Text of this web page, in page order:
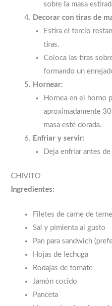
sobre la masa
Decorar con tiras de
Estira el tercio
tiras.
Coloca las tiras
formando un
Hornear:
Hornea en el horno
aproximadamente
masa esté dorada.
Enfriar y servir:
Deja enfriar antes
CHIVITO
Ingredientes:
Filetes de carne de
Sal y pimienta al gusto
Pan para sandwich
Hojas de lechuga
Rodajas de tomate
Jamón cocido
Panceta